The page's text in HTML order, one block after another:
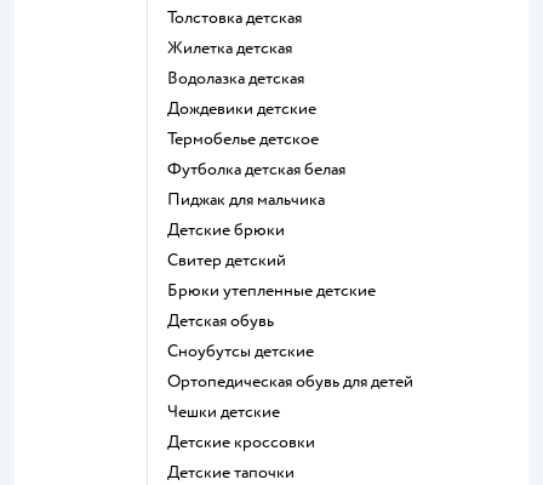
Толстовка детская
Жилетка детская
Водолазка детская
Дождевики детские
Термобелье детское
Футболка детская белая
Пиджак для мальчика
Детские брюки
Свитер детский
Брюки утепленные детские
Детская обувь
Сноубутсы детские
Ортопедическая обувь для детей
Чешки детские
Детские кроссовки
Детские тапочки